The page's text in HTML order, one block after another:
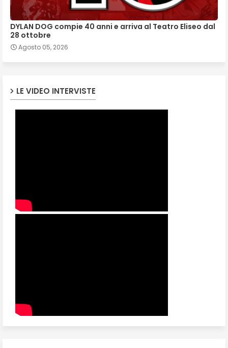
DYLAN DOG compie 40 anni e arriva al Teatro Eliseo dal
28 ottobre
Agosto 05, 2026
LE VIDEO INTERVISTE